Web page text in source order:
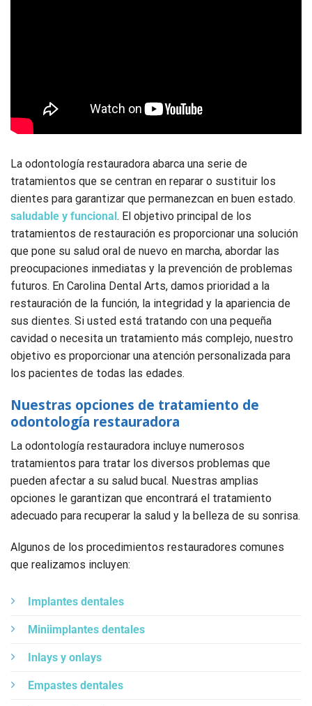
La odontología restauradora abarca una serie de
tratamientos que se centran en reparar o sustituir los
dientes para garantizar que permanezcan en buen estado.
saludable y funcional. El objetivo principal de los
tratamientos de restauración es proporcionar una solución
que pone su salud oral de nuevo en marcha, abordar las
preocupaciones inmediatas y la prevención de problemas
futuros. En Carolina Dental Arts, damos prioridad a la
restauración de la función, la integridad y la apariencia de
sus dientes. Si usted está tratando con una pequeña
cavidad o necesita un tratamiento más complejo, nuestro
objetivo es proporcionar una atención personalizada para
los pacientes de todas las edades.
Nuestras opciones de tratamiento de
odontología restauradora
La odontología restauradora incluye numerosos
tratamientos para tratar los diversos problemas que
pueden afectar a su salud bucal. Nuestras amplias
opciones le garantizan que encontrará el tratamiento
adecuado para recuperar la salud y la belleza de su sonrisa.
Algunos de los procedimientos restauradores comunes
que realizamos incluyen:
Implantes dentales
Miniimplantes dentales
Inlays y onlays
Empastes dentales